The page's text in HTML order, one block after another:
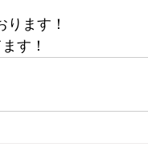
ます！
す！